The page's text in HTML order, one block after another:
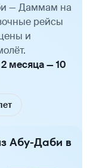
— Даммам на
рейсы
и
месяца — 10
Абу-Даби в